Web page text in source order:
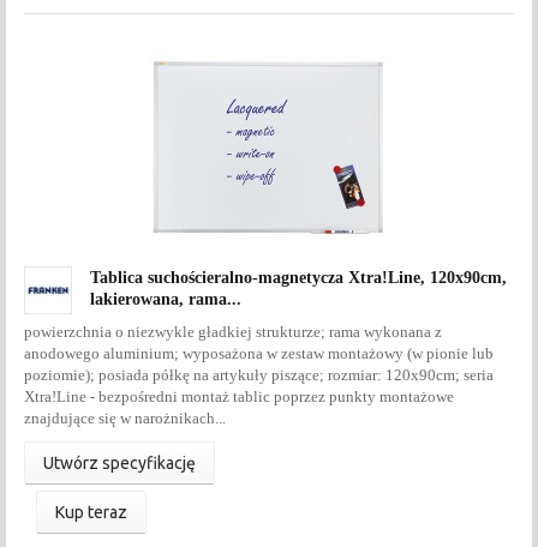
Tablica suchościeralno-magnetycza Xtra!Line, 120x90cm,
lakierowana, rama...
powierzchnia o niezwykle gładkiej strukturze; rama wykonana z
anodowego aluminium; wyposażona w zestaw montażowy (w pionie lub
poziomie); posiada półkę na artykuły piszące; rozmiar: 120x90cm; seria
Xtra!Line - bezpośredni montaż tablic poprzez punkty montażowe
znajdujące się w narożnikach...
Utwórz specyfikację
Kup teraz